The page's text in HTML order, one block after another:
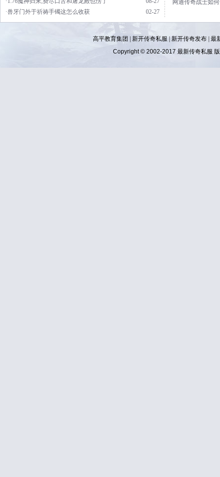
02-27
·兽牙门外于祈祷手镯这怎么收获
网通传奇战士如
高平教育集团 | 新开传奇私服 新开传奇发布 最
Copyright © 2002-2017 最新传奇私服